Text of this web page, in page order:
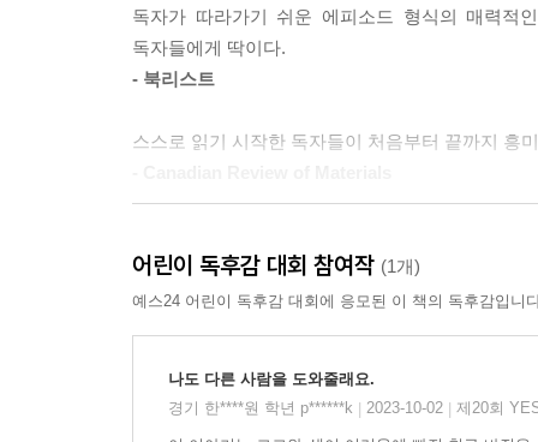
독자가 따라가기 쉬운 에피소드 형식의 매력적
독자들에게 딱이다.
- 북리스트
스스로 읽기 시작한 독자들이 처음부터 끝까지 흥
- 스쿨라이브러리커넥션
아주 어린 아이들을 위한 좋은 그래픽노블을 찾
어린이 독후감 대회 참여작 (1개)
예스24 어린이 독후감 대회에 응모된 이 책의 독후감입니
나도 다른 사람을 도와줄래요.
경기 한****원 학년 p******k
2023-10-02 제20회